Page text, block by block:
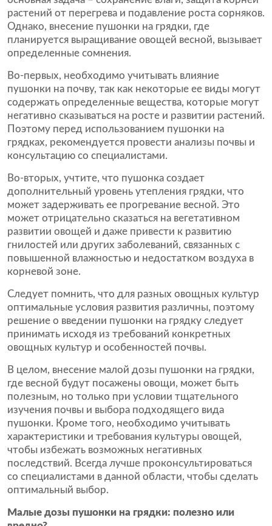
растений от перегрева и подавление роста сорняков.
Однако, внесение пушонки на грядки, где
планируется выращивание овощей весной, вызывает
определенные сомнения.
Во-первых, необходимо учитывать влияние
пушонки на почву, так как некоторые ее виды могут
содержать определенные вещества, которые могут
негативно сказываться на росте и развитии растений.
Поэтому перед использованием пушонки на
грядках, рекомендуется провести анализы почвы и
консультацию со специалистами.
Во-вторых, учтите, что пушонка создает
дополнительный уровень утепления грядки, что
может задерживать ее прогревание весной. Это
может отрицательно сказаться на вегетативном
развитии овощей и даже привести к развитию
гнилостей или других заболеваний, связанных с
повышенной влажностью и недостатком воздуха в
корневой зоне.
Следует помнить, что для разных овощных культур
оптимальные условия развития различны, поэтому
решение о введении пушонки на грядку следует
принимать исходя из требований конкретных
овощных культур и особенностей почвы.
В целом, внесение малой дозы пушонки на грядки,
где весной будут посажены овощи, может быть
полезным, но только при условии тщательного
изучения почвы и выбора подходящего вида
пушонки. Кроме того, необходимо учитывать
характеристики и требования культуры овощей,
чтобы избежать возможных негативных
последствий. Всегда лучше проконсультироваться
со специалистами в данной области, чтобы сделать
оптимальный выбор.
Малые дозы пушонки на грядки: полезно или